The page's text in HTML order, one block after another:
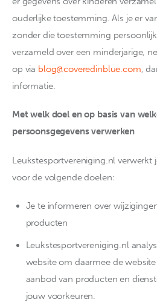
ouderlijke toestemming. Als je er
zonder die toestemming
verzameld over een minderjarige,
op via blog@coveredinblue.com,
informatie.
Met welk doel en op basis van
persoonsgegevens verwerken
Leukstesportvereniging.nl verwerkt
voor de volgende doelen:
Je te informeren over
producten
Leukstesportvereniging.nl
website om daarmee de
aanbod van producten en
jouw voorkeuren.